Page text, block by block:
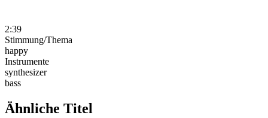
2:39
Stimmung/Thema
happy
Instrumente
synthesizer
bass
Ähnliche Titel